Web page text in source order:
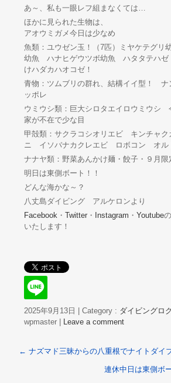
あ～、私も一眼レフ組まなくては…
ほかに見られた生物は、
アオウミガメ今日は少なめ
魚類：ユウゼン玉！（7匹）ミヤケテグ
幼魚 ハナヒゲウツボ幼魚 ハタタテハ
けハダカハオコゼ！
青物：ツムブリの群れ、結構イイ型！
ッポレ
ウミウシ類：巨大シロタエイロウミウシ
家が不在で少な目
甲殻類：サクラコシオリエビ キンチャ
ニ イソバナカクレエビ ロボコン オル
ナナヤ類：野菜あんかけ麺・餃子・９月限
明日は東側ボート！！
どんな海かな～？
八丈島ダイビング アルケロンより
Facebook ・ Twitter ・ Instagram ・ Youtube
いたします！
2025年9月13日 Category : ダイビングロ
wpmaster
Leave a comment
← ナズマド三昧からの八重根でナイトダイ
連休中日は東側ボ